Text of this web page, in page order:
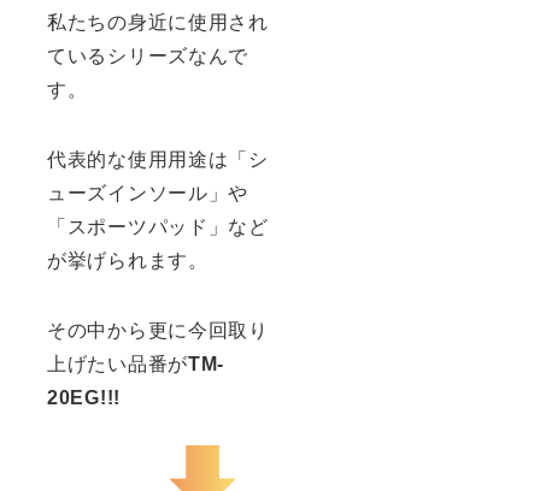
私たちの身近に使用され
ているシリーズなんで
す。
代表的な使用用途は「シ
ューズインソール」や
「スポーツパッド」など
が挙げられます。
その中から更に今回取り
上げたい品番がTM-
20EG!!!